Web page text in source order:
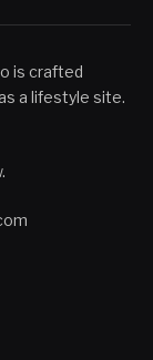
is crafted
a lifestyle site.